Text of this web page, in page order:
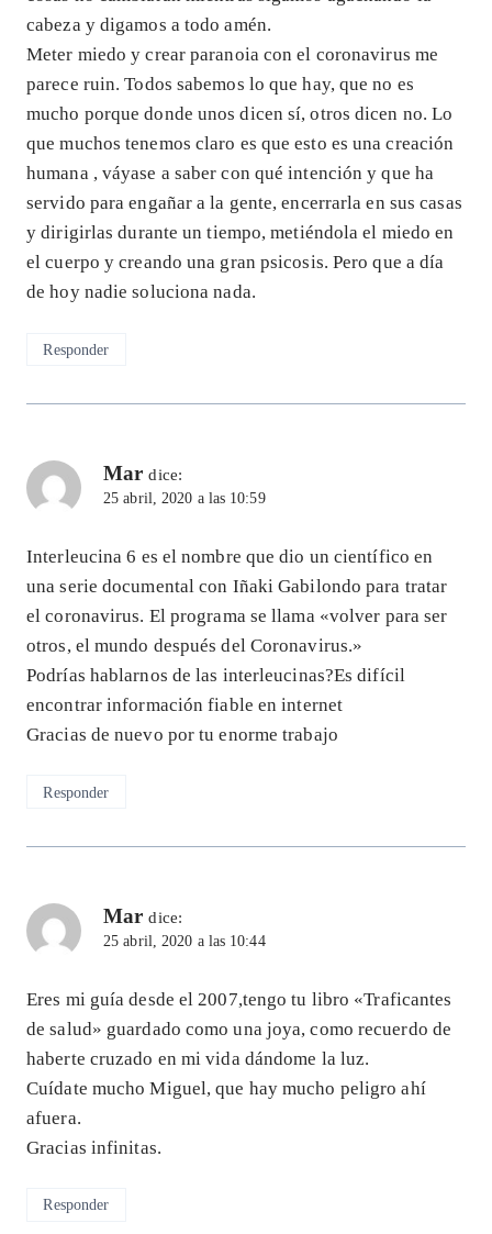
cabeza y digamos a todo amén.
Meter miedo y crear paranoia con el coronavirus me
parece ruin. Todos sabemos lo que hay, que no es
mucho porque donde unos dicen sí, otros dicen no. Lo
que muchos tenemos claro es que esto es una creación
humana , váyase a saber con qué intención y que ha
servido para engañar a la gente, encerrarla en sus casas
y dirigirlas durante un tiempo, metiéndola el miedo en
el cuerpo y creando una gran psicosis. Pero que a día
de hoy nadie soluciona nada.
Responder
Mar dice:
25 abril, 2020 a las 10:59
Interleucina 6 es el nombre que dio un científico en
una serie documental con Iñaki Gabilondo para tratar
el coronavirus. El programa se llama «volver para ser
otros, el mundo después del Coronavirus.»
Podrías hablarnos de las interleucinas?Es difícil
encontrar información fiable en internet
Gracias de nuevo por tu enorme trabajo
Responder
Mar dice:
25 abril, 2020 a las 10:44
Eres mi guía desde el 2007,tengo tu libro «Traficantes
de salud» guardado como una joya, como recuerdo de
haberte cruzado en mi vida dándome la luz.
Cuídate mucho Miguel, que hay mucho peligro ahí
afuera.
Gracias infinitas.
Responder